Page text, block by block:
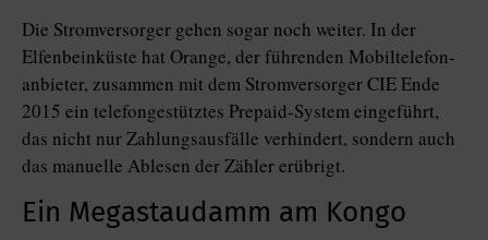
Die Stromversorger gehen sogar noch weiter. In der
Elfenbeinküste hat Orange, der führenden Mobil­tele­fon­
an­bieter, zusammen mit dem Stromversorger CIE Ende
2015 ein telefongestütztes Prepaid-System eingeführt,
das nicht nur Zahlungsausfälle verhindert, sondern auch
das manuelle Ablesen der Zähler erübrigt.
Ein Megastaudamm am Kongo